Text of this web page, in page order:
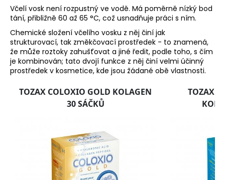
Včelí vosk není rozpustný ve vodě. Má poměrně nízký bod
tání, přibližně 60 až 65 °C, což usnadňuje práci s ním.
Chemické složení včelího vosku z něj činí jak
strukturovací, tak změkčovací prostředek - to znamená,
že může roztoky zahušťovat a jiné ředit, podle toho, s čím
je kombinován; tato dvojí funkce z něj činí velmi účinný
prostředek v kosmetice, kde jsou žádané obě vlastnosti.
č
u
j
e
m
e